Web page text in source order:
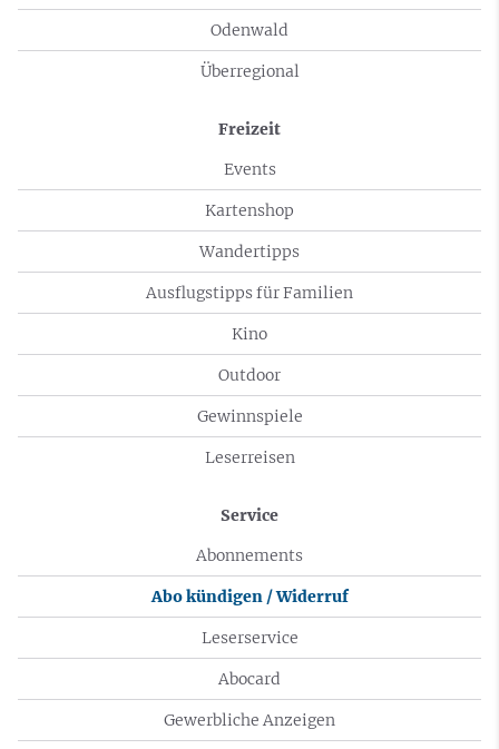
Odenwald
Überregional
Freizeit
Events
Kartenshop
Wandertipps
Ausflugstipps für Familien
Kino
Outdoor
Gewinnspiele
Leserreisen
Service
Abonnements
Abo kündigen / Widerruf
Leserservice
Abocard
Gewerbliche Anzeigen